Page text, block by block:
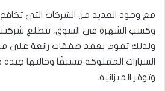
مع وجود العديد من الشركات التي
وكسب الشهرة في السوق، تتطلع شركتنا
ولذلك تقوم بعقد صفقات رائعة على
السيارات المملوكة مسبقًا وحالتها جيدة
وتوفر الميزانية.